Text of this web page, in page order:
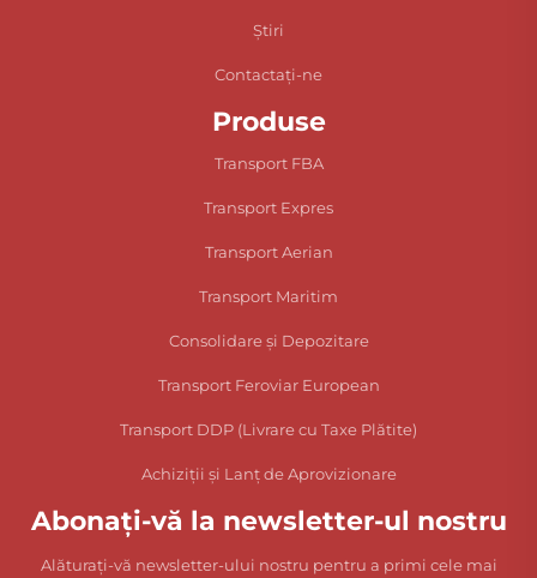
Știri
Contactați-ne
Produse
Transport FBA
Transport Expres
Transport Aerian
Transport Maritim
Consolidare și Depozitare
Transport Feroviar European
Transport DDP (Livrare cu Taxe Plătite)
Achiziții și Lanț de Aprovizionare
Abonați-vă la newsletter-ul nostru
Alăturați-vă newsletter-ului nostru pentru a primi cele mai